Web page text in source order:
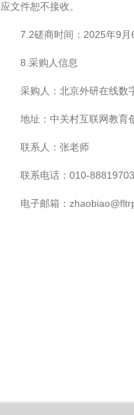
应文件恕不接收。
7.2磋商时间：2025年9月
8.采购人信息
采购人：北京外研在线数
地址：中关村互联网教育
联系人：张老师
联系电话：010-88819703
电子邮箱：